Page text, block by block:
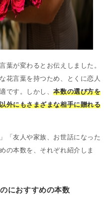
葉が変わるとお伝えしました。
花言葉を持つため、とくに恋人
です。しかし、本数の選び方を
外にもさまざまな相手に贈れる
「友人や家族、お世話になった
の本数を、それぞれ紹介しま
におすすめの本数